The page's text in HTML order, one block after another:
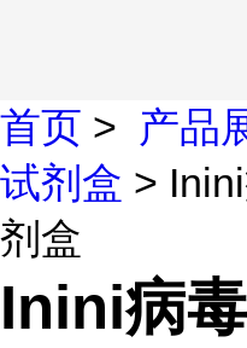
首页 > 产品
试剂盒 >
剂盒
Inini病